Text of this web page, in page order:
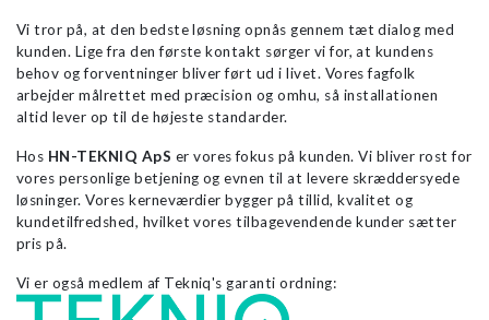
Vi tror på, at den bedste løsning opnås gennem tæt dialog med
kunden. Lige fra den første kontakt sørger vi for, at kundens
behov og forventninger bliver ført ud i livet. Vores fagfolk
arbejder målrettet med præcision og omhu, så installationen
altid lever op til de højeste standarder.
Hos HN-TEKNIQ ApS er vores fokus på kunden. Vi bliver rost for
vores personlige betjening og evnen til at levere skræddersyede
løsninger. Vores kerneværdier bygger på tillid, kvalitet og
kundetilfredshed, hvilket vores tilbagevendende kunder sætter
pris på.
Vi er også medlem af Tekniq's garanti ordning: